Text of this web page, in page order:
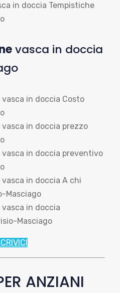
in doccia Tempistiche
vasca in doccia
in doccia Costo
in doccia prezzo
vasca in doccia preventivo
in doccia A chi
Masciago
in doccia
Masciago
ANZIANI